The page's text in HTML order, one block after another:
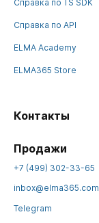
Справка по TS SDK
Справка по API
ELMA Academy
ELMA365 Store
Контакты
Продажи
+7 (499) 302-33-65
inbox@elma365.com
Telegram